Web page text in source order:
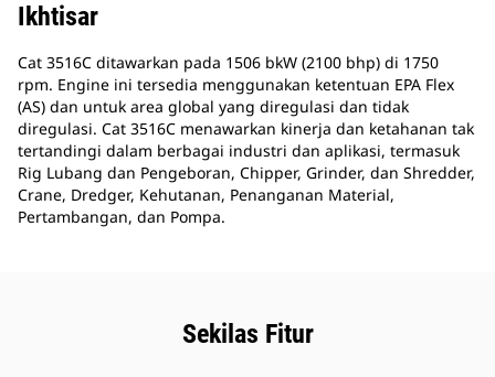
Ikhtisar
Cat 3516C ditawarkan pada 1506 bkW (2100 bhp) di 1750
rpm. Engine ini tersedia menggunakan ketentuan EPA Flex
(AS) dan untuk area global yang diregulasi dan tidak
diregulasi. Cat 3516C menawarkan kinerja dan ketahanan tak
tertandingi dalam berbagai industri dan aplikasi, termasuk
Rig Lubang dan Pengeboran, Chipper, Grinder, dan Shredder,
Crane, Dredger, Kehutanan, Penanganan Material,
Pertambangan, dan Pompa.
Sekilas Fitur